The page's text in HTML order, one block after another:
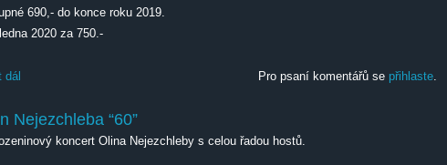
690,- do konce roku 2019.
2020 za 750.-
dál Pro psaní komentářů se přihlaste.
Nejezchleba “60”
koncert Olina Nejezchleby s celou řadou hostů.